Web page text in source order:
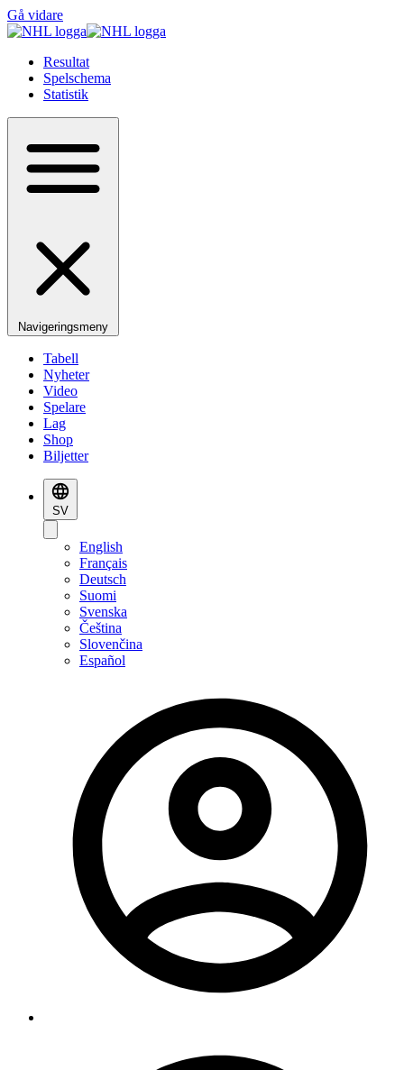
Gå vidare
Resultat
Spelschema
Statistik
Navigeringsmeny
Tabell
Nyheter
Video
Spelare
Lag
Shop
Biljetter
SV
English
Français
Deutsch
Suomi
Svenska
Čeština
Slovenčina
Español